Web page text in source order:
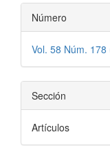
Número
Vol. 58 Núm.
Sección
Artículos